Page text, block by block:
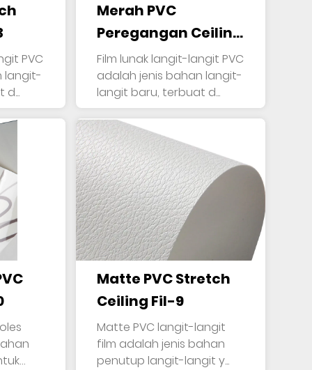
PVC
langit-
Merah PVC
Peregangan Ceiling
Film-12
Film lunak langit-langit PVC
adalah jenis bahan langit-
langit baru, terbuat d...
Matte PVC Stretch
Ceiling Fil-9
Matte PVC langit-langit
film adalah jenis bahan
penutup langit-langit y...